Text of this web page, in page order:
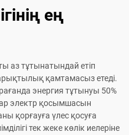
ең
аз тұтынатындай етіп
қамтамасыз етеді.
энергия тұтынуы 50%
электр қосымшасын
қорғауға үлес қосуға
тек жеке көлік иелеріне